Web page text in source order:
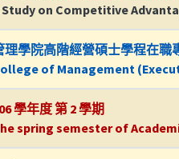
Study on Competitive
理學院高階經營碩士學程在職
of Management
學年度 第 2 學期
spring semester of